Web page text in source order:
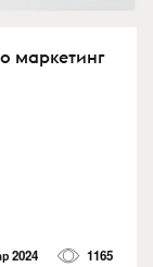
маркетинг
2024 1165